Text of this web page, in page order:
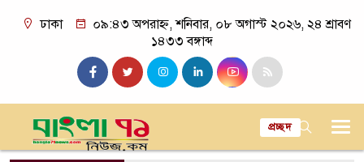
ঢাকা
০৯:৪৩ অপরাহ্ন, শনিবার, ০৮ অগাস্ট ২০২৬, ২৪ শ্রাবণ
১৪৩৩ বঙ্গাব্দ
প্রচ্ছদ